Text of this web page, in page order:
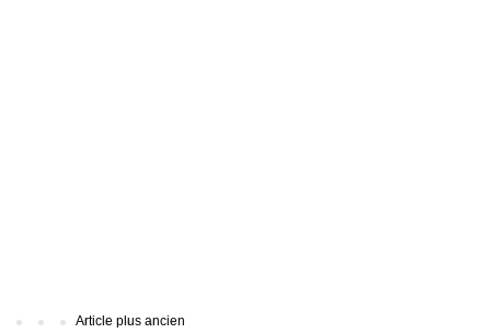
Article plus ancien